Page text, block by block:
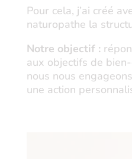
Pour cela, j’ai créé
naturopathe la
Notre objectif :
aux objectifs de
nous nous
une action